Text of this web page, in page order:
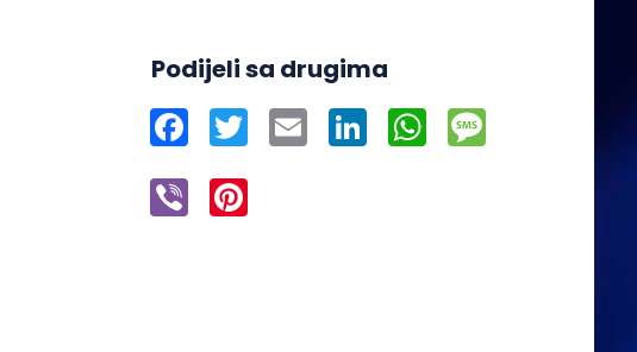
Podijeli sa drugima
Facebook
Twitter Email LinkedInWhatsApp
Viber